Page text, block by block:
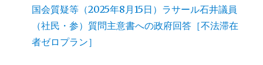
国会質疑等（2025年8月15日）ラサール石井議員
（社民・参）質問主意書への政府回答［不法滞在
者ゼロプラン］